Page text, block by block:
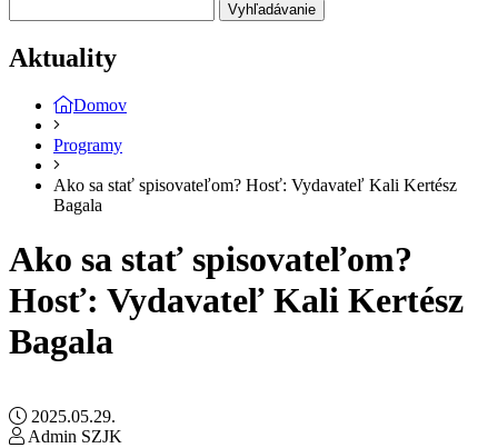
Vyhľadávanie
Aktuality
Domov
Programy
Ako sa stať spisovateľom? Hosť: Vydavateľ Kali Kertész
Bagala
Ako sa stať spisovateľom?
Hosť: Vydavateľ Kali Kertész
Bagala
2025.05.29.
Admin SZJK